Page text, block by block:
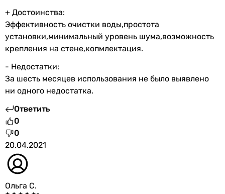
Украина
США
Украина
Украина
Украина
Особенности
насос, накопительный бак, мембрана, постфильтр
насос, накопительный бак, мембрана, постфильтр
накопительный бак, мембрана, постфильтр
накопительный бак, мембрана, минерализатор, насос
минерализатор, накопительный бак, мембрана,
накопительный бак, мембрана, минерализатор,
минерализатор, накопительный бак, мембрана,
минерализатор, накопительный бак, мембрана,
минерализатор, накопительный бак, мембрана,
+ Достоинства:
Эффективность очистки воды,простота
установки,минимальный уровень шума,возможность
крепления на стене,копмлектация.
- Недостатки:
За шесть месяцев использования не было выявлено
ни одного недостатка.
Ответить
0
0
20.04.2021
Ольга С.